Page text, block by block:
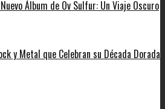
Álbum de Ov Sulfur: Un Viaje Oscuro
y Metal que Celebran su Década Dorada